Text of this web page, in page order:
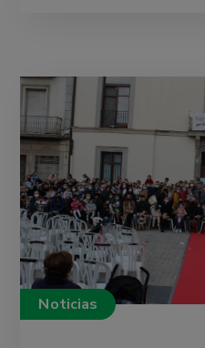
Noticias